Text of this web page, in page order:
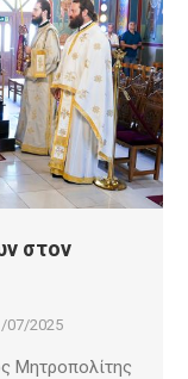
στον
07/2025
Μητροπολίτης